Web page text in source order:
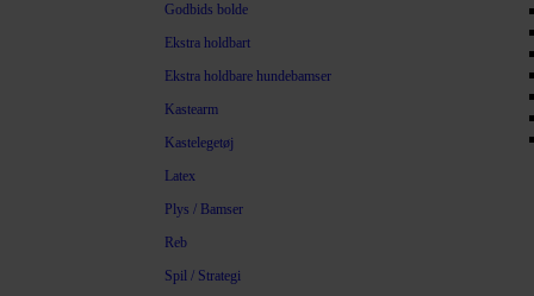
Godbids bolde
Ekstra holdbart
Ekstra holdbare hundebamser
Kastearm
Kastelegetøj
Latex
Plys / Bamser
Reb
Spil / Strategi